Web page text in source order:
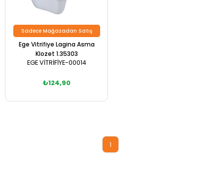
Ege Vitrifiye Lagina Asma
Klozet 1.35303
EGE VİTRİFİYE-00014
₺124,90
Sadece Mağazadan Satış
1